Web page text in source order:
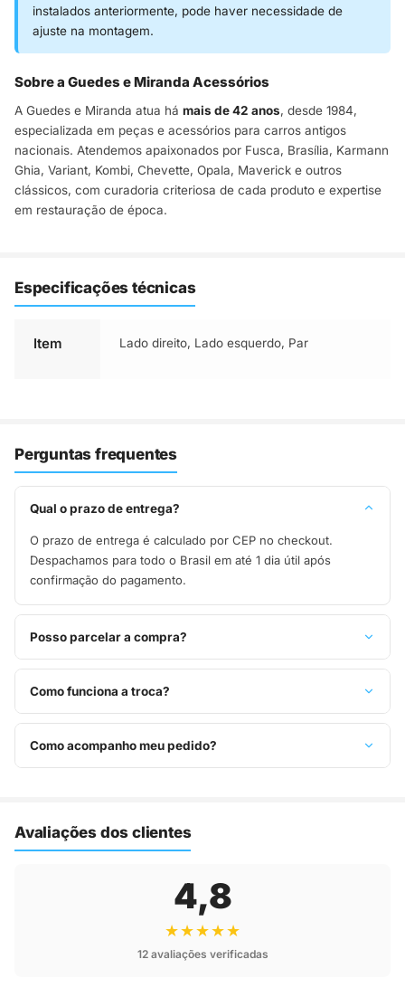
instalados anteriormente, pode haver necessidade de
ajuste na montagem.
Sobre a Guedes e Miranda Acessórios
A Guedes e Miranda atua há mais de 42 anos, desde 1984,
especializada em peças e acessórios para carros antigos
nacionais. Atendemos apaixonados por Fusca, Brasília, Karmann
Ghia, Variant, Kombi, Chevette, Opala, Maverick e outros
clássicos, com curadoria criteriosa de cada produto e expertise
em restauração de época.
Especificações técnicas
Item Lado direito, Lado esquerdo, Par
Perguntas frequentes
Qual o prazo de entrega?
O prazo de entrega é calculado por CEP no checkout.
Despachamos para todo o Brasil em até 1 dia útil após
confirmação do pagamento.
Posso parcelar a compra?
Sim, parcelamos em até 10x sem juros no cartão de crédito,
ou pague à vista no Pix com 8% de desconto.
Como funciona a troca?
Você tem 7 dias após o recebimento para solicitar troca.
Basta entrar em contato pelo WhatsApp ou e-mail.
Como acompanho meu pedido?
Avaliações dos clientes
4,8
★★★★★
12 avaliações verificadas